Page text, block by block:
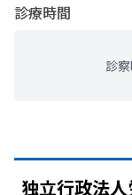
診療時間
診
独立行政法